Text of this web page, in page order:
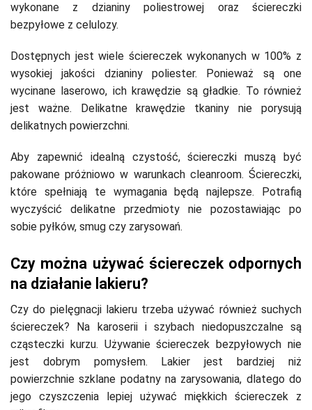
wykonane z dzianiny poliestrowej oraz ściereczki
bezpyłowe z celulozy.
Dostępnych jest wiele ściereczek wykonanych w 100% z
wysokiej jakości dzianiny poliester. Ponieważ są one
wycinane laserowo, ich krawędzie są gładkie. To również
jest ważne. Delikatne krawędzie tkaniny nie porysują
delikatnych powierzchni.
Aby zapewnić idealną czystość, ściereczki muszą być
pakowane próżniowo w warunkach cleanroom. Ściereczki,
które spełniają te wymagania będą najlepsze. Potrafią
wyczyścić delikatne przedmioty nie pozostawiając po
sobie pyłków, smug czy zarysowań.
Czy można używać ściereczek odpornych
na działanie lakieru?
Czy do pielęgnacji lakieru trzeba używać również suchych
ściereczek? Na karoserii i szybach niedopuszczalne są
cząsteczki kurzu. Używanie ściereczek bezpyłowych nie
jest dobrym pomysłem. Lakier jest bardziej niż
powierzchnie szklane podatny na zarysowania, dlatego do
jego czyszczenia lepiej używać miękkich ściereczek z